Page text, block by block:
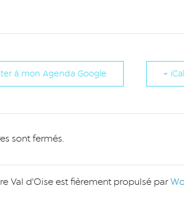
à mon Agenda Google +
sont fermés.
Val d'Oise est fièrement propulsé par